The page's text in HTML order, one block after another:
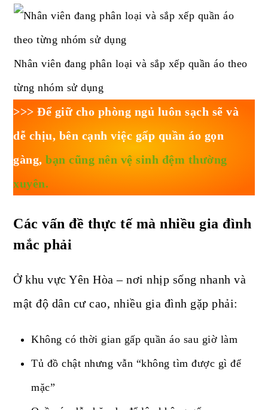
Nhân viên đang phân loại và sắp xếp quần áo theo
từng nhóm sử dụng
>>> Để giữ cho phòng ngủ luôn sạch sẽ và
dễ chịu, bên cạnh việc gấp quần áo gọn
gàng,bạn cũng nên vệ sinh đệm thường
xuyên.
Các vấn đề thực tế mà nhiều gia đình
mắc phải
Ở khu vực Yên Hòa – nơi nhịp sống nhanh và
mật độ dân cư cao, nhiều gia đình gặp phải:
Không có thời gian gấp quần áo sau giờ làm
Tủ đồ chật nhưng vẫn “không tìm được gì để
mặc”